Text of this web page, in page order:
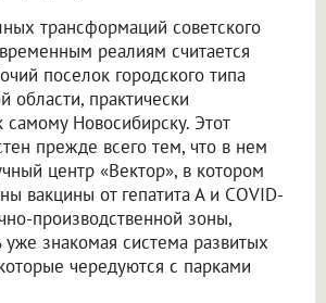
трансформаций советского
реалиям считается
поселок городского типа
области, практически
Новосибирску. Этот
прежде всего тем, что в нем
центр «Вектор», в котором
вакцины от гепатита А и COVID-
производственной зоны,
уже знакомая система развитых
чередуются с парками